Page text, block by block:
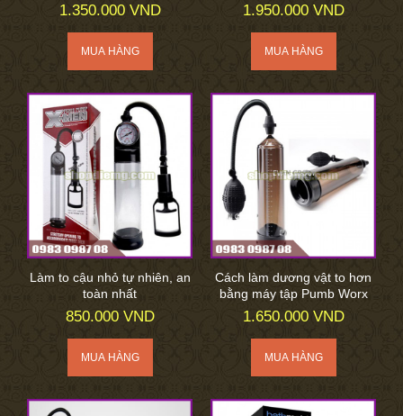
1.350.000 VND 1.950.000 VND
Làm to cậu nhỏ tự nhiên, an
toàn nhất
850.000 VND
Cách làm dương vật to hơn
bằng máy tập Pumb Worx
1.650.000 VND